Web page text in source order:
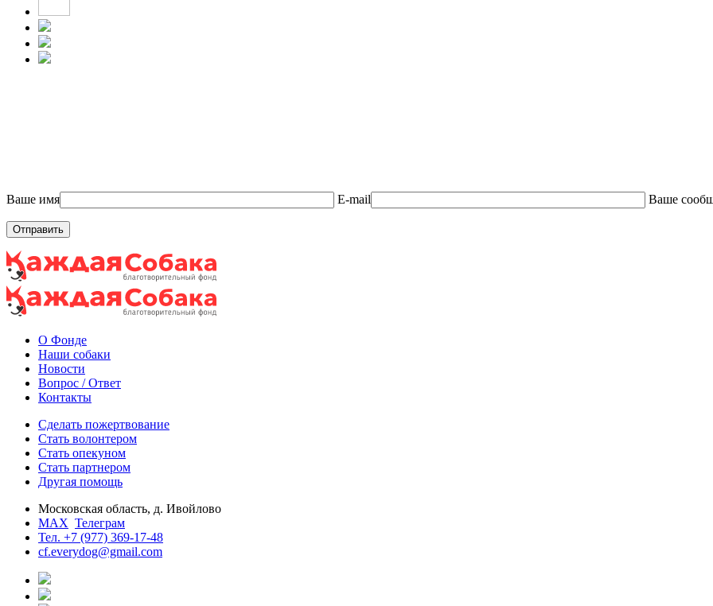
Ваше имя E-mail Ваше
О Фонде
Наши собаки
Новости
Вопрос / Ответ
Контакты
Сделать пожертвование
Стать волонтером
Стать опекуном
Стать партнером
Другая помощь
Московская область, д. Ивойлово
MAX Телеграм
Тел. +7 (977) 369-17-48
cf.everydog@gmail.com